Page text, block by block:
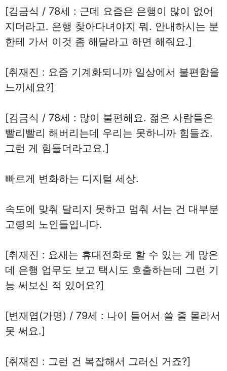
[김금식 / 78세 : 근데 요즘은 은행이 많이 없어
지더라고. 은행 찾아다녀야지 뭐. 안내하시는 분
한테 가서 이것 좀 해달라고 하면 해줘요.]
[취재진 : 요즘 기계화되니까 일상에서 불편함을
느끼세요?]
[김금식 / 78세 : 많이 불편해요. 젊은 사람들은
빨리빨리 해버리는데 우리는 못하니까 힘들죠.
그런 게 힘들더라고요.]
빠르게 변화하는 디지털 세상.
속도에 맞춰 달리지 못하고 멈춰 서는 건 대부분
고령의 노인들입니다.
[취재진 : 요새는 휴대전화로 할 수 있는 게 많은
데 은행 업무도 보고 택시도 호출하는데 그런 기
능 써보신 적 있어요?]
[변재엽(가명) / 79세 : 나이 들어서 쓸 줄 몰라서
못 써요.]
[취재진 : 그런 건 복잡해서 그러신 거죠?]